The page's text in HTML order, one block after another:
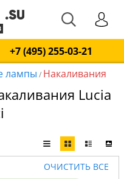
+7 (495) 255-03-21
лампы / Накаливания
Lucia
ОЧИСТИТЬ ВСЕ